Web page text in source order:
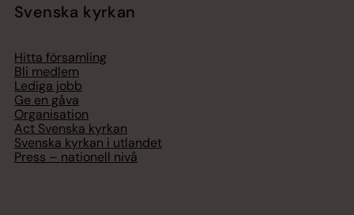
Svenska kyrkan
Hitta församling
Bli medlem
Lediga jobb
Ge en gåva
Organisation
Act Svenska kyrkan
Svenska kyrkan i utlandet
Press – nationell nivå